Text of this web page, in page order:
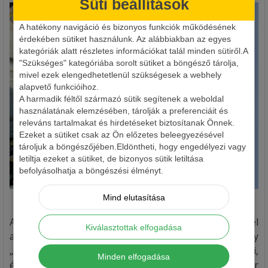
Süti beállítások
A hatékony navigáció és bizonyos funkciók működésének
érdekében sütiket használunk. Az alábbiakban az egyes
kategóriák alatt részletes információkat talál minden sütiről.A
"Szükséges" kategóriába sorolt sütiket a böngésző tárolja,
mivel ezek elengedhetetlenül szükségesek a webhely
alapvető funkcióihoz.
A harmadik féltől származó sütik segítenek a weboldal
használatának elemzésében, tárolják a preferenciáit és
releváns tartalmakat és hirdetéseket biztosítanak Önnek.
Ezeket a sütiket csak az Ön előzetes beleegyezésével
tároljuk a böngészőjében.Eldöntheti, hogy engedélyezi vagy
letiltja ezeket a sütiket, de bizonyos sütik letiltása
befolyásolhatja a böngészési élményt.
Mind elutasítása
Kiválasztottak elfogadása
Minden elfogadása
Süllőnek szánt Mann’s twiszterre jött
A hosszú időszak megtapasztalásai közt azért szerepel
az is, hogy plasztikban is sokszor bizonyít a nagy
„műcsali nagyhal” elmélet. Immár a mi Dunánk emlékei,
élményei, hogy milyen sokszor adott nagy halat, a már